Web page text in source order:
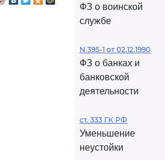
ФЗ о воинской
службе
N 395-1 от 02.12.1990
ФЗ о банках и
банковской
деятельности
ст. 333 ГК РФ
Уменьшение
неустойки